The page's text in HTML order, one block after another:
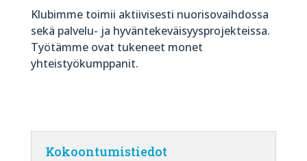
Klubimme toimii aktiivisesti nuorisovaihdossa
sekä palvelu- ja hyväntekeväisyysprojekteissa.
Työtämme ovat tukeneet monet
yhteistyökumppanit.
Kokoontumistiedot